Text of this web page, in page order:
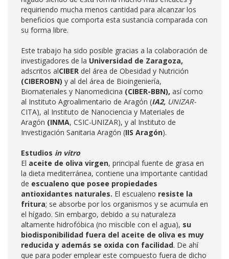
requiriendo mucha menos cantidad para alcanzar los
beneficios que comporta esta sustancia comparada con
su forma libre.
Este trabajo ha sido posible gracias a la colaboración de
investigadores de la Universidad de Zaragoza,
adscritos alCIBER del área de Obesidad y Nutrición
(CIBEROBN) y al del área de Bioingeniería,
Biomateriales y Nanomedicina (CIBER-BBN), así como
al Instituto Agroalimentario de Aragón (IA2, UNIZAR-
CITA), al Instituto de Nanociencia y Materiales de
Aragón (INMA, CSIC-UNIZAR), y al Instituto de
Investigación Sanitaria Aragón (IIS Aragón).
Estudios in vitro
El aceite de oliva virgen, principal fuente de grasa en
la dieta mediterránea, contiene una importante cantidad
de escualeno que posee propiedades
antioxidantes naturales. El escualeno resiste la
fritura; se absorbe por los organismos y se acumula en
el hígado. Sin embargo, debido a su naturaleza
altamente hidrofóbica (no miscible con el agua), su
biodisponibilidad fuera del aceite de oliva es muy
reducida y además se oxida con facilidad. De ahí
que para poder emplear este compuesto fuera de dicho